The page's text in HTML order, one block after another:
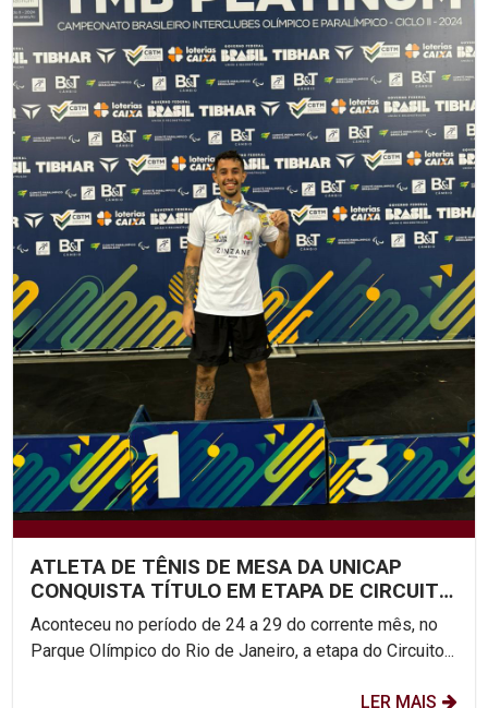
ATLETA DE TÊNIS DE MESA DA UNICAP
CONQUISTA TÍTULO EM ETAPA DE CIRCUITO
NACIONAL
Aconteceu no período de 24 a 29 do corrente mês, no
Parque Olímpico do Rio de Janeiro, a etapa do Circuito...
LER MAIS